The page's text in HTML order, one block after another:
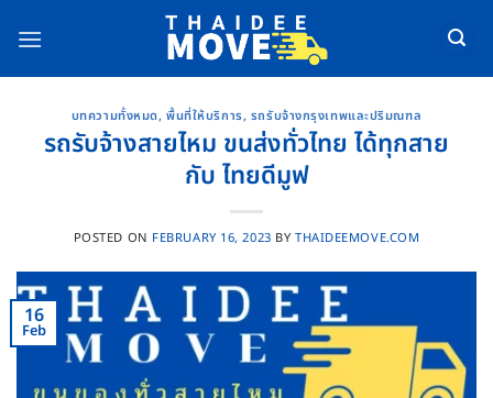
บทความทั้งหมด,พื้นที่ให้บริการ, รถรับจ้างกรุงเทพและปริมณฑล
รถรับจ้างสายไหม ขนส่งทั่วไทย ได้ทุกสาย
กับ ไทยดีมูฟ
POSTED ON FEBRUARY 16, 2023 BY THAIDEEMOVE.COM
16
Feb